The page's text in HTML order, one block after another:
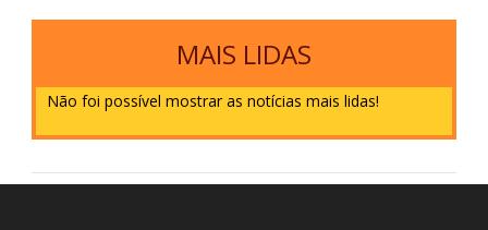
MAIS LIDAS
Não foi possível mostrar as notícias mais lidas!